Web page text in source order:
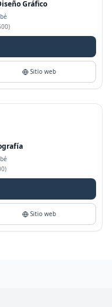
Gráfico
Sitio web
Sitio web